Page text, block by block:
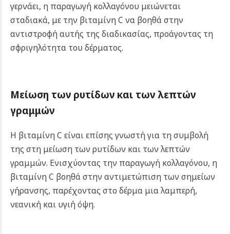
γερνάει, η παραγωγή κολλαγόνου μειώνεται
σταδιακά, με την βιταμίνη C να βοηθά στην
αντιστροφή αυτής της διαδικασίας, προάγοντας τη
σφριγηλότητα του δέρματος.
Μείωση των ρυτίδων και των λεπτών
γραμμών
Η βιταμίνη C είναι επίσης γνωστή για τη συμβολή
της στη μείωση των ρυτίδων και των λεπτών
γραμμών. Ενισχύοντας την παραγωγή κολλαγόνου, η
βιταμίνη C βοηθά στην αντιμετώπιση των σημείων
γήρανσης, παρέχοντας στο δέρμα μια λαμπερή,
νεανική και υγιή όψη.